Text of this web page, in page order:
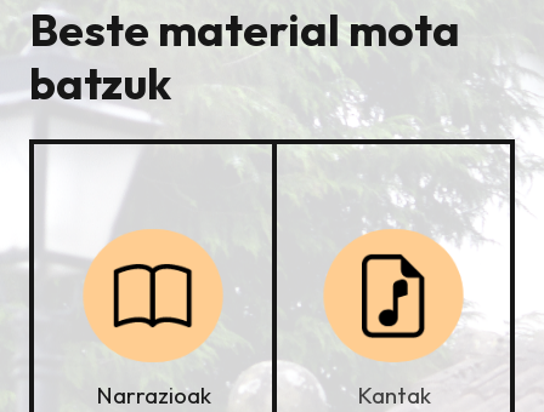
Beste material mota
batzuk
Narrazioak Kantak